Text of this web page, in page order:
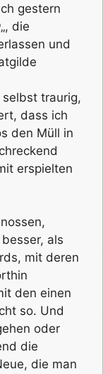
gestern
„, die
und
traurig,
dass ich
den Müll in
erspielten
als
mit deren
den einen
so. Und
oder
die
die man